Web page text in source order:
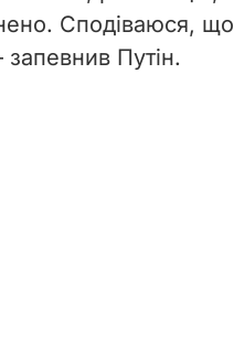
Сподіваюся, що
Путін.